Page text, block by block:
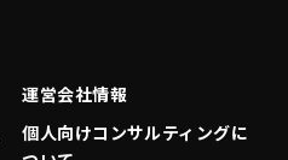
運営会社情報
個人向けコンサルティングに